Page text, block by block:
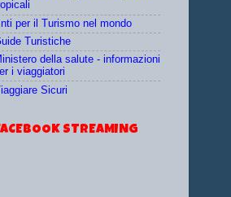
per il Turismo nel mondo
Turistiche
della salute - informazioni
i viaggiatori
Sicuri
STREAMING